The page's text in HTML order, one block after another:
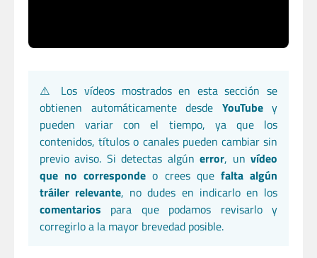
⚠️ Los vídeos mostrados en esta sección se
obtienen automáticamente desde YouTubey
pueden variar con el tiempo, ya que los
contenidos, títulos o canales pueden cambiar sin
previo aviso. Si detectas algúnerror, unvídeo
que no corresponde o crees que falta algún
tráiler relevante, no dudes en indicarlo en los
comentarios para que podamos revisarlo y
corregirlo a la mayor brevedad posible.